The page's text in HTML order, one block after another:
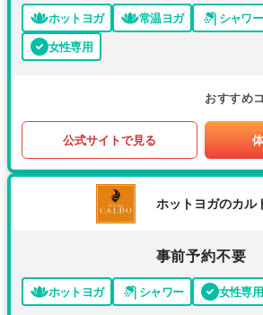
ホットヨガ 常温ヨガ シャワー
女性専用
おすすめ
公式サイトで見る
ホットヨガのカル
事前予約不要
ホットヨガ シャワー 女性専用